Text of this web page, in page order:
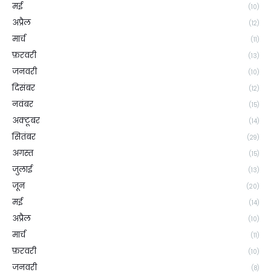
मई (10)
अप्रैल (12)
मार्च (11)
फ़रवरी (13)
जनवरी (10)
दिसंबर (12)
नवंबर (15)
अक्टूबर (14)
सितंबर (29)
अगस्त (15)
जुलाई (13)
जून (20)
मई (14)
अप्रैल (10)
मार्च (11)
फ़रवरी (10)
जनवरी (8)